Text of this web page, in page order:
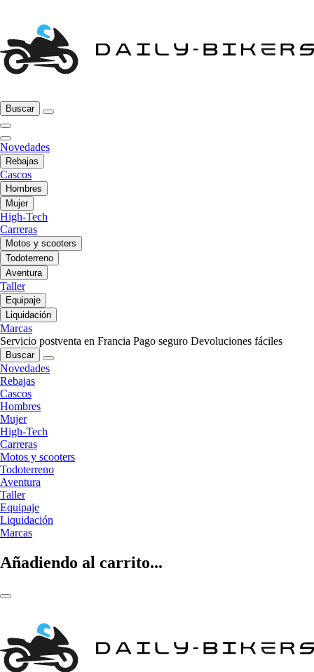
Buscar
Novedades
Rebajas
Cascos
Hombres
Mujer
High-Tech
Carreras
Motos y scooters
Todoterreno
Aventura
Taller
Equipaje
Liquidación
Marcas
Servicio postventa en Francia Pago seguro Devoluciones fáciles
Buscar
Novedades
Rebajas
Cascos
Hombres
Mujer
High-Tech
Carreras
Motos y scooters
Todoterreno
Aventura
Taller
Equipaje
Liquidación
Marcas
Añadiendo al carrito...